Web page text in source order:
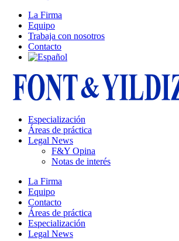
La Firma
Equipo
Trabaja con nosotros
Contacto
Especialización
Áreas de práctica
Legal News
F&Y Opina
Notas de interés
La Firma
Equipo
Contacto
Áreas de práctica
Especialización
Legal News